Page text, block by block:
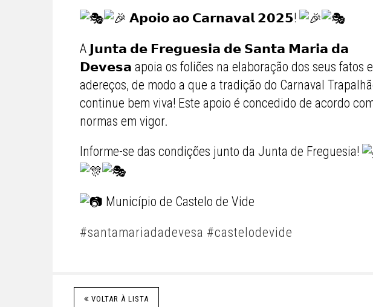
𝗔𝗽𝗼𝗶𝗼 𝗮𝗼 𝗖𝗮𝗿𝗻𝗮𝘃𝗮𝗹 𝟮𝟬𝟮𝟱!
A 𝗝𝘂𝗻𝘁𝗮 𝗱𝗲 𝗙𝗿𝗲𝗴𝘂𝗲𝘀𝗶𝗮 𝗱𝗲 𝗦𝗮𝗻𝘁𝗮 𝗠𝗮𝗿𝗶𝗮 𝗱𝗮
𝗗𝗲𝘃𝗲𝘀𝗮 apoia os foliões na elaboração dos seus fatos e
adereços, de modo a que a tradição do Carnaval
continue bem viva! Este apoio é concedido de acordo
normas em vigor.
Informe-se das condições junto da Junta de Freguesia!
Município de Castelo de Vide
#santamariadadevesa #castelodevide
VOLTAR À LISTA